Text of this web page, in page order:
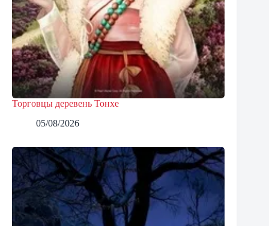
Торговцы деревень Тонхе
05/08/2026